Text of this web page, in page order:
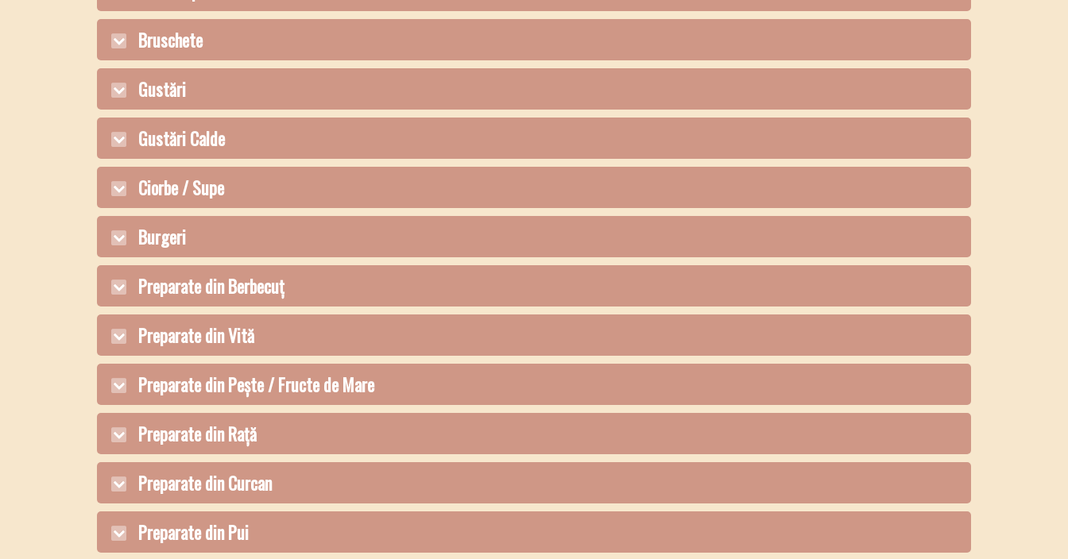
Bruschete
Gustări
Gustări Calde
Ciorbe / Supe
Burgeri
Preparate din Berbecuț
Preparate din Vită
Preparate din Pește / Fructe de Mare
Preparate din Rață
Preparate din Curcan
Preparate din Pui